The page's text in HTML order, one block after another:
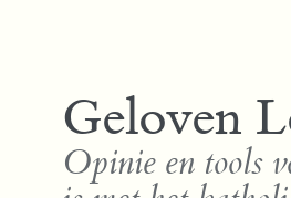
Geloven
Opinie en tools